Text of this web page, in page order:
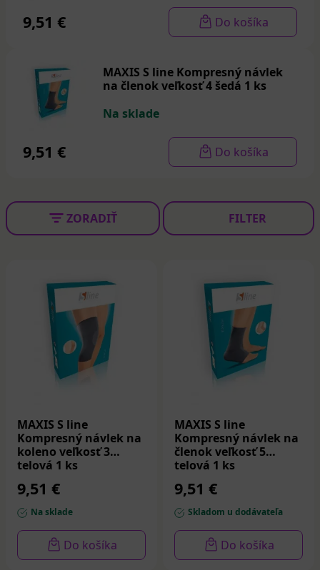
9,51 € Do košíka
MAXIS S line Kompresný návlek
na členok veľkosť 4 šedá 1 ks
Na sklade
9,51 € Do košíka
ZORADIŤ FILTER
MAXIS S line
Kompresný návlek na
koleno veľkosť 3
telová 1 ks
9,51 €
Na sklade
Do košíka
MAXIS S line
Kompresný návlek na
členok veľkosť 5
telová 1 ks
9,51 €
Skladom u dodávateľa
Do košíka